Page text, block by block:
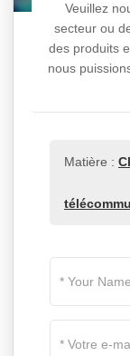
Veuillez
secteur ou
des produits
nous
Matière :